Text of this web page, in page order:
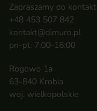
Zapraszamy do
+48 453 507 842
kontakt@dimuro.pl
pn-pt: 7:00-16:00
Rogowo 1a
63-840 Krobia
woj. wielkopolskie